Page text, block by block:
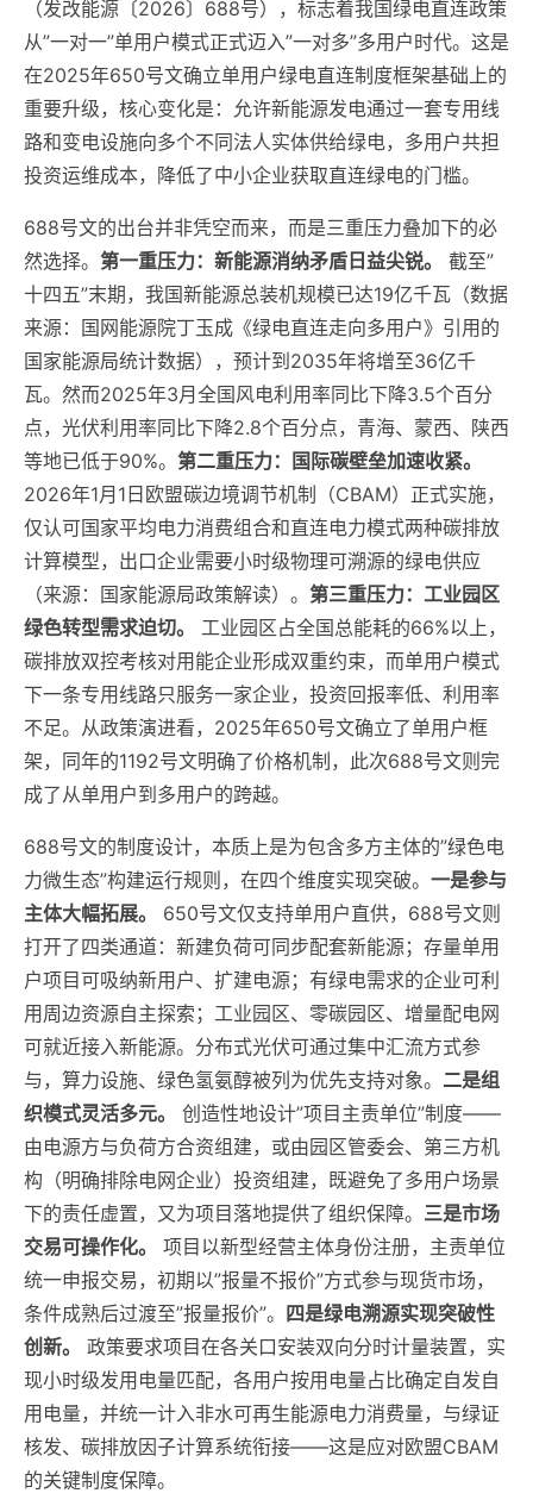
（发改能源〔2026〕688号），标志着我国绿电直连政策
从”一对一”单用户模式正式迈入”一对多”多用户时代。这是
在2025年650号文确立单用户绿电直连制度框架基础上的
重要升级，核心变化是：允许新能源发电通过一套专用线
路和变电设施向多个不同法人实体供给绿电，多用户共担
投资运维成本，降低了中小企业获取直连绿电的门槛。
688号文的出台并非凭空而来，而是三重压力叠加下的必
然选择。 第一重压力：新能源消纳矛盾日益尖锐。
截至”
十四五”末期，我国新能源总装机规模已达19亿千瓦（数据
来源：国网能源院丁玉成《绿电直连走向多用户》引用的
国家能源局统计数据），预计到2035年将增至36亿千
瓦。然而2025年3月全国风电利用率同比下降3.5个百分
点，光伏利用率同比下降2.8个百分点，青海、蒙西、陕西
等地已低于90%。 第二重压力：国际碳壁垒加速收紧。
2026年1月1日欧盟碳边境调节机制（CBAM）正式实施，
仅认可国家平均电力消费组合和直连电力模式两种碳排放
计算模型，出口企业需要小时级物理可溯源的绿电供应
（来源：国家能源局政策解读）。 第三重压力：工业园区
绿色转型需求迫切。
工业园区占全国总能耗的66%以上，
碳排放双控考核对用能企业形成双重约束，而单用户模式
下一条专用线路只服务一家企业，投资回报率低、利用率
不足。从政策演进看，2025年650号文确立了单用户框
架，同年的1192号文明确了价格机制，此次688号文则完
成了从单用户到多用户的跨越。
688号文的制度设计，本质上是为包含多方主体的”绿色电
力微生态”构建运行规则，在四个维度实现突破。 一是参与
主体大幅拓展。
650号文仅支持单用户直供，688号文则
打开了四类通道：新建负荷可同步配套新能源；存量单用
户项目可吸纳新用户、扩建电源；有绿电需求的企业可利
用周边资源自主探索；工业园区、零碳园区、增量配电网
可就近接入新能源。分布式光伏可通过集中汇流方式参
与，算力设施、绿色氢氨醇被列为优先支持对象。 二是组
织模式灵活多元。
创造性地设计”项目主责单位”制度——
由电源方与负荷方合资组建，或由园区管委会、第三方机
构（明确排除电网企业）投资组建，既避免了多用户场景
下的责任虚置，又为项目落地提供了组织保障。 三是市场
交易可操作化。
项目以新型经营主体身份注册，主责单位
统一申报交易，初期以”报量不报价”方式参与现货市场，
条件成熟后过渡至”报量报价”。 四是绿电溯源实现突破性
创新。
政策要求项目在各关口安装双向分时计量装置，实
现小时级发用电量匹配，各用户按用电量占比确定自发自
用电量，并统一计入非水可再生能源电力消费量，与绿证
核发、碳排放因子计算系统衔接——这是应对欧盟CBAM
的关键制度保障。